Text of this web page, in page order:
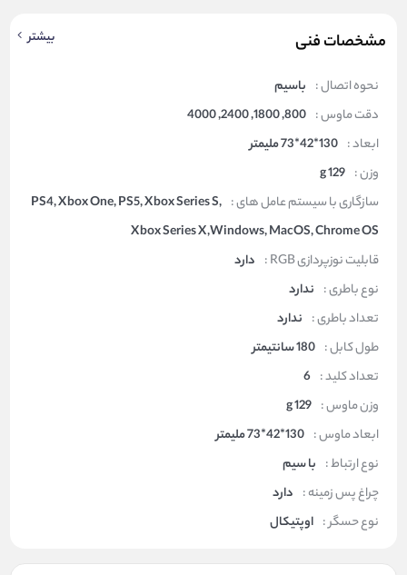
مشخصات فنی بیشتر
نحوه اتصال : باسیم
دقت ماوس : 800, 1800, 2400, 4000
ابعاد : 130*42*73 ملیمتر
وزن : 129 g
سازگاری با سیستم عامل های : PS4, Xbox One, PS5, Xbox Series S,
Xbox Series X,Windows, MacOS, Chrome OS
قابلیت نوزپردازی RGB :
دارد
نوع باطری : ندارد
تعداد باطری : ندارد
طول کابل : 180 سانتیمتر
تعداد کلید : 6
وزن ماوس : 129 g
ابعاد ماوس : 130*42*73 ملیمتر
نوع ارتباط : با سیم
چراغ پس زمینه : دارد
نوع حسگر : اوپتیکال